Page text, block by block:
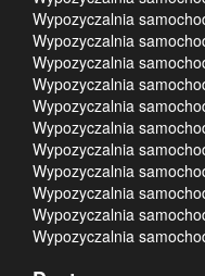
Wypozyczalnia
Wypozyczalnia
Wypozyczalnia
Wypozyczalnia
Wypozyczalnia
Wypozyczalnia
Wypozyczalnia
Wypozyczalnia
Wypozyczalnia
Wypozyczalnia
Wypozyczalnia